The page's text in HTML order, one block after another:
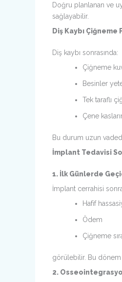
Doğru planlanan ve
sağlayabilir.
Diş Kaybı
Diş kaybı sonrasında:
Çiğneme
Besinler
Tek taraflı
Çene
Bu durum uzun
İmplant Tedavisi
1. İlk Günlerde
İmplant cerrahisi
Hafif
Ödem
Çiğneme
görülebilir. Bu
2.